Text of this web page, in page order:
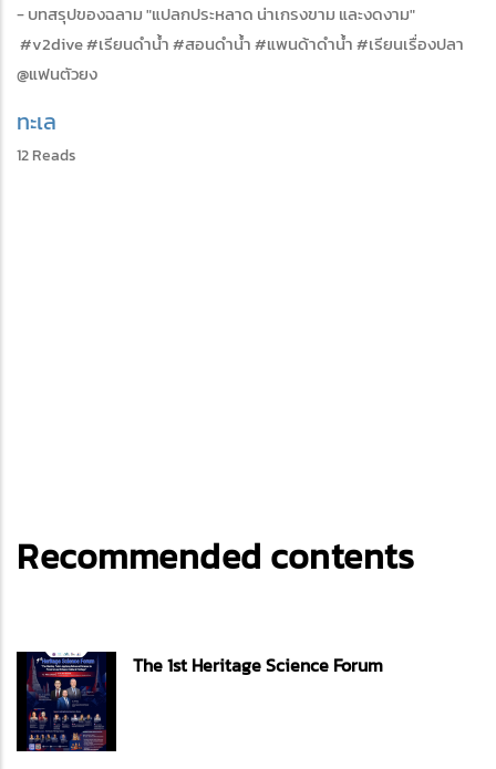
- บทสรุปของฉลาม "แปลกประหลาด น่าเกรงขาม และงดงาม"
#v2dive #เรียนดำน้ำ #สอนดำน้ำ #แพนด้าดำน้ำ #เรียนเรื่องปลา
@แฟนตัวยง
ทะเล
12 Reads
Recommended contents
The 1st Heritage Science Forum